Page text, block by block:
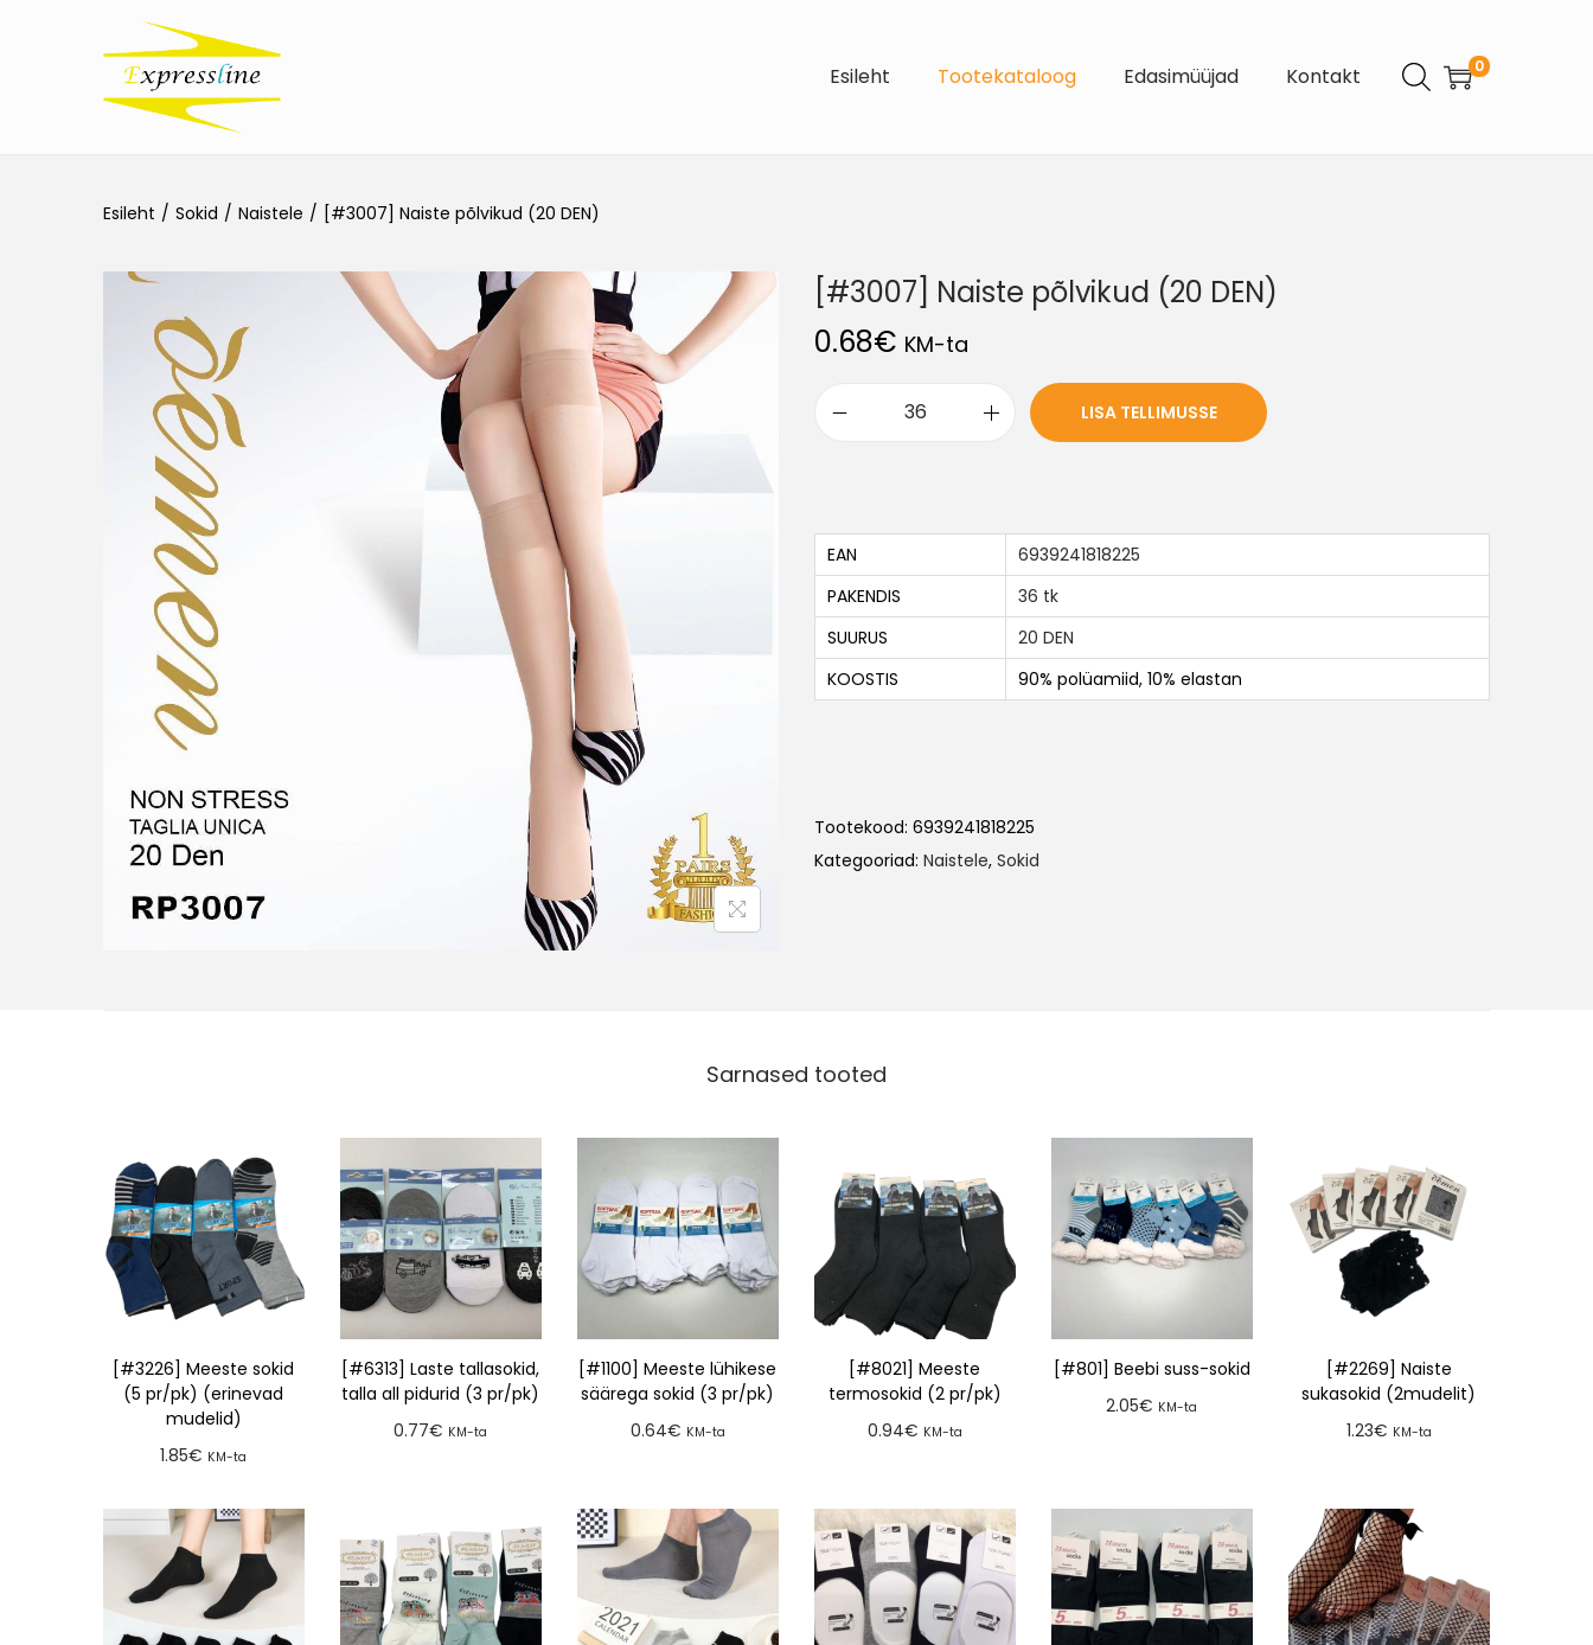
Esileht Tootekataloog Edasimüüjad Kontakt 0
Esileht / Sokid / Naistele / [#3007] Naiste põlvikud (20 DEN)
[#3007] Naiste põlvikud (20 DEN)
0.68€ KM-ta
LISA TELLIMUSSE
EAN
6939241818225
PAKENDIS
36 tk
SUURUS
20 DEN
KOOSTIS
90% polüamiid, 10% elastan
Tootekood: 6939241818225
Kategooriad: Naistele, Sokid
Sarnased tooted
[#3226] Meeste sokid
(5 pr/pk) (erinevad
mudelid)
1.85€ KM-ta
[#6313] Laste tallasokid,
talla all pidurid (3 pr/pk)
0.77€ KM-ta
[#1100] Meeste lühikese
säärega sokid (3 pr/pk)
0.64€ KM-ta
[#8021] Meeste
termosokid (2 pr/pk)
0.94€ KM-ta
[#801] Beebi suss-sokid
2.05€ KM-ta
[#2269] Naiste
sukasokid (2mudelit)
1.23€ KM-ta